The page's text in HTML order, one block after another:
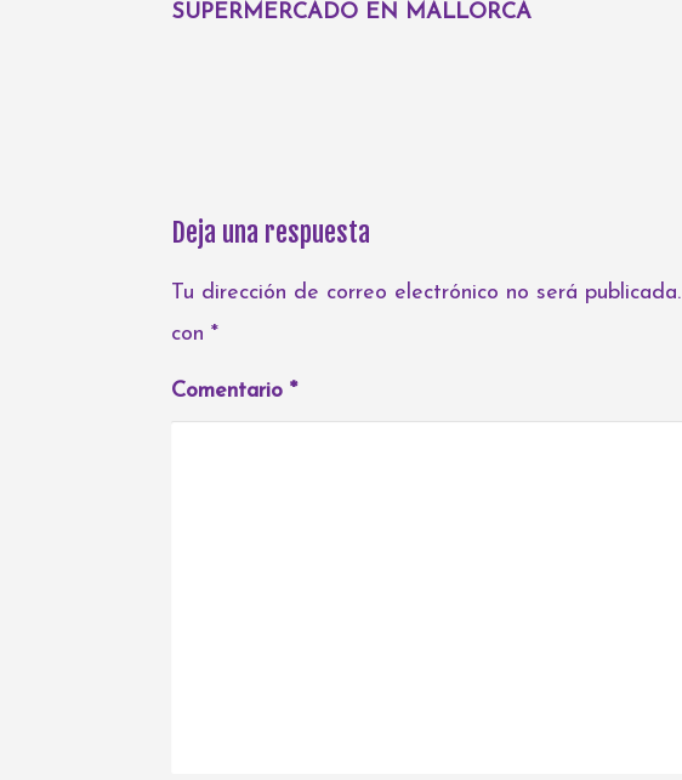
SUPERMERCADO EN MALLORCA
Deja una respuesta
Tu dirección de correo electrónico no será publicada.
con *
Comentario *